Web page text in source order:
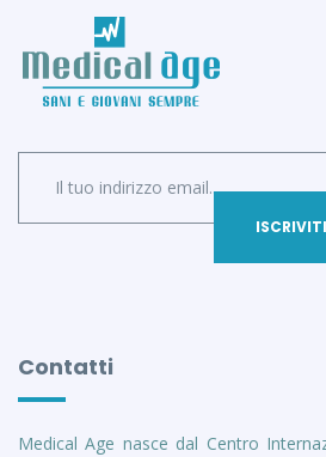
Contatti
Medical Age nasce dal Centro